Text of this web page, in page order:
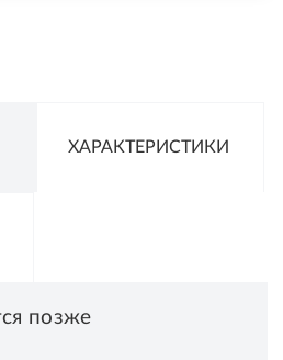
ХАРАКТЕРИСТИКИ
позже